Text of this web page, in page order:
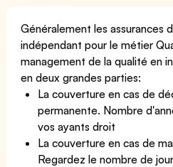
Généralement les assurances
indépendant pour le métier
management de la qualité en
en deux grandes parties:
La couverture en cas de
permanente. Nombre
vos ayants droit
La couverture en cas de
Regardez le nombre de